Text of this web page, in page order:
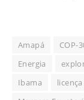
Amapá COP-
Energia
Ibama